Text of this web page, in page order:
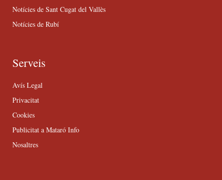
Notícies de Sant Cugat del Vallès
Notícies de Rubí
Serveis
Avís Legal
Privacitat
Cookies
Publicitat a Mataró Info
Nosaltres